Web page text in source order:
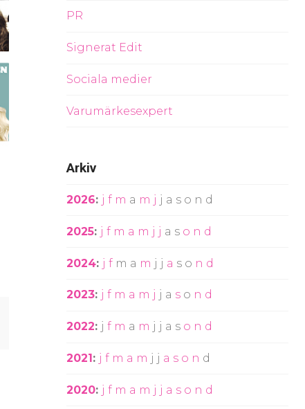
PR
Signerat Edit
Sociala medier
Varumärkesexpert
Arkiv
2026: j f m a m j j a s o n d
2025: j f m a m j j a s o n d
2024: j f m a m j j a s o n d
2023: j f m a m j j a s o n d
2022: j f m a m j j a s o n d
2021: j f m a m j j a s o n d
2020: j f m a m j j a s o n d